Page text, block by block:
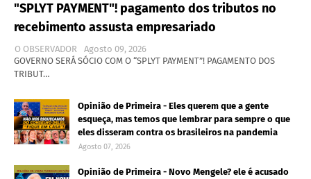
"SPLYT PAYMENT"! pagamento dos tributos no
recebimento assusta empresariado
O OBSERVADOR
Agosto 09, 2026
GOVERNO SERÁ SÓCIO COM O “SPLYT PAYMENT”! PAGAMENTO DOS
TRIBUT…
Opinião de Primeira - Eles querem que a gente
esqueça, mas temos que lembrar para sempre o que
eles disseram contra os brasileiros na pandemia
Agosto 07, 2026
Opinião de Primeira - Novo Mengele? ele é acusado